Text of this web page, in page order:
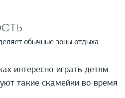
обычные зоны отдыха
интересно играть детям
такие скамейки во время